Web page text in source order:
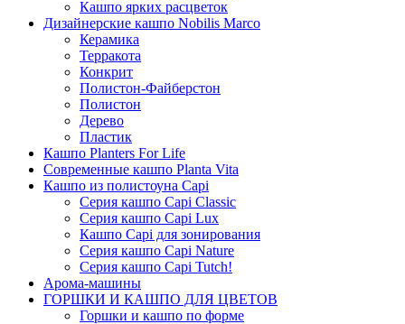
Кашпо ярких расцветок
Дизайнерские кашпо Nobilis Marco
Керамика
Терракота
Конкрит
Полистон-Файберстон
Полистон
Дерево
Пластик
Кашпо Planters For Life
Современные кашпо Planta Vita
Кашпо из полистоуна Capi
Серия кашпо Capi Classic
Серия кашпо Capi Lux
Кашпо Capi для зонирования
Серия кашпо Capi Nature
Серия кашпо Capi Tutch!
Арома-машины
ГОРШКИ И КАШПО ДЛЯ ЦВЕТОВ
Горшки и кашпо по форме